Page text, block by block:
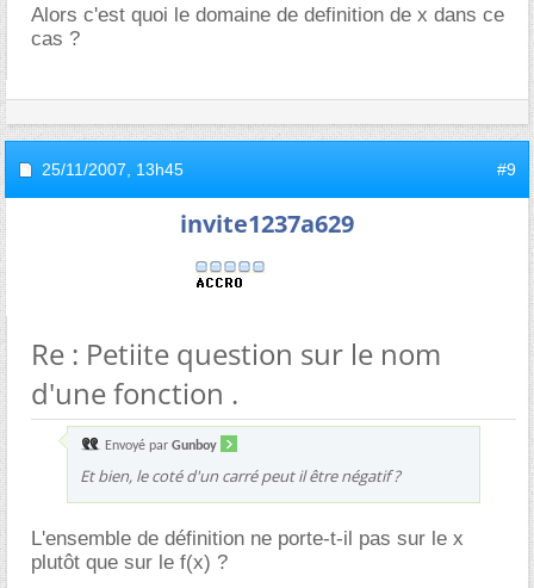
Alors c'est quoi le domaine de definition de x dans ce
cas ?
25/11/2007, 13h45 #9
invite1237a629
Re : Petiite question sur le nom
d'une fonction .
Envoyé par Gunboy
Et bien, le coté d'un carré peut il être négatif ?
L'ensemble de définition ne porte-t-il pas sur le x
plutôt que sur le f(x) ?